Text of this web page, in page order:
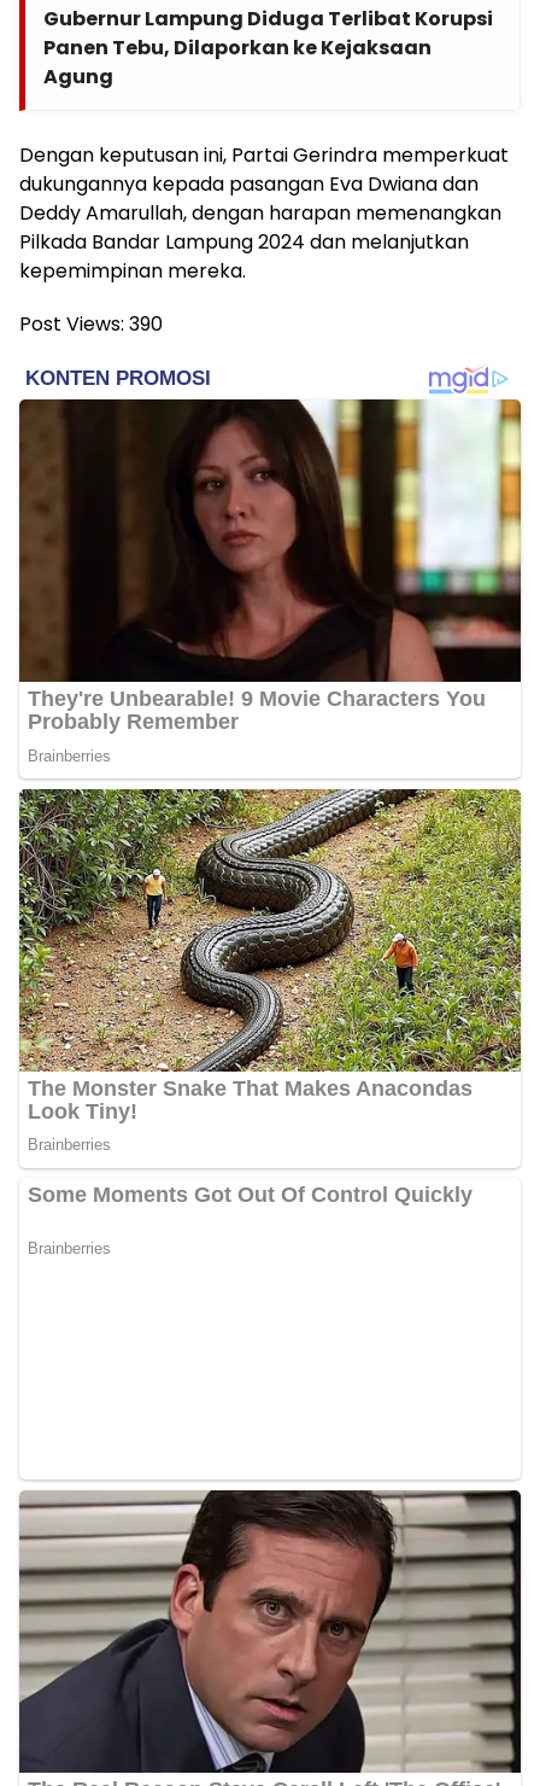
Gubernur Lampung Diduga Terlibat Korupsi
Panen Tebu, Dilaporkan ke Kejaksaan
Agung
Dengan keputusan ini, Partai Gerindra memperkuat
dukungannya kepada pasangan Eva Dwiana dan
Deddy Amarullah, dengan harapan memenangkan
Pilkada Bandar Lampung 2024 dan melanjutkan
kepemimpinan mereka.
Post Views: 390